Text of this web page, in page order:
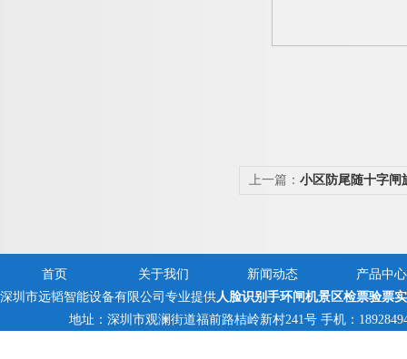
上一篇： 小区防尾随十字闸
首页 关于我们 新闻动态
产品中心
深圳市远韬智能设备有限公司专业提供人脸识别手环闸机景区检票验票
地址：深圳市观澜街道福前路桔岭新村241号 手机：